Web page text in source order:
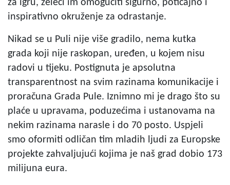
za igru, želeći im omogućiti sigurno, poticajno i
inspirativno okruženje za odrastanje.
Nikad se u Puli nije više gradilo, nema kutka
grada koji nije raskopan, uređen, u kojem nisu
radovi u tijeku. Postignuta je apsolutna
transparentnost na svim razinama komunikacije i
proračuna Grada Pule. Iznimno mi je drago što su
plaće u upravama, poduzećima i ustanovama na
nekim razinama narasle i do 70 posto. Uspjeli
smo oformiti odličan tim mladih ljudi za Europske
projekte zahvaljujući kojima je naš grad dobio 173
milijuna eura.